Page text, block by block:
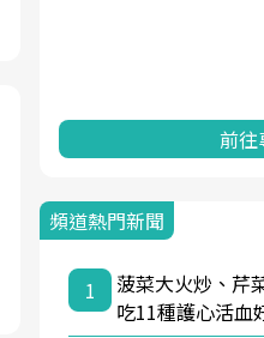
前往
頻道熱門新聞
1
菠菜大火炒、芹
吃11種護心活血